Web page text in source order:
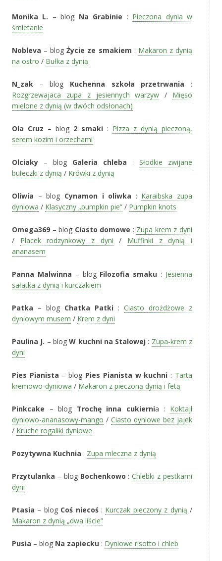
Monika L. – blog Na Grabinie : Pieczona dynia w
śmietanie
Nobleva – blogŻycie ze smakiem : Makaron z dynią
na ostro / Bułka z dynią
N_zak – blog Kuchenna szkoła przetrwania :
Rozgrzewajaca zupa z jesiennych warzyw / Mięso
mielone z dynią (w dwóch odsłonach)
Ola Cruz – blog 2 smaki : Pizza z dynią pieczoną,
serem kozim i orzechami
Olciaky – blog Galeria chleba : Słodkie zwijane
bułeczki z dynią / Krówki z dynią
Oliwia – blog Cynamon i oliwka : Karaibska zupa
dyniowa / Klasyczny „pumpkin pie” / Pumpkin knots
Omega369 – blog Ciasto domowe : Zupa krem z dyni
/ Placek rodzynkowy z dyni / Muffinki z dynią i
ananasem
Panna Malwinna – blog Filozofia smaku : Jesienna
sałatka z dynią i kurczakiem
Patka – blog Chatka Patki : Ciasto drożdżowe z
dyniowym musem / Krem z dyni
Paulina J. – blogW kuchni na Stalowej : Zupa-krem z
dyni
Pies Pianista – blog Pies Pianista w kuchni : Tarta
kremowo-dyniowa / Makaron z pieczoną dynią i fetą
Pinkcake – blog Trochę inna cukiernia : Koktajl
dyniowo-ananasowy-mango / Ciasto dyniowe bez jajek
/ Kruche rogaliki dyniowe
Pozytywna Kuchnia : Zupa mleczna z dynią
Przytulanka – blog Bochenkowo :Chlebki z pestkami
dyni
Ptasia – blog Coś niecoś : Kurczak pieczony z dynią /
Makaron z dynią „dwa liście”
Pusia – blog Na zapiecku : Dyniowe risotto i chleb